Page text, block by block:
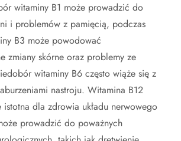
witaminy B1 może prowadzić do
i problemów z pamięcią, podczas
B3 może powodować
zmiany skórne oraz problemy ze
witaminy B6 często wiąże się z
nastroju. Witamina B12
istotna dla zdrowia układu nerwowego
prowadzić do poważnych